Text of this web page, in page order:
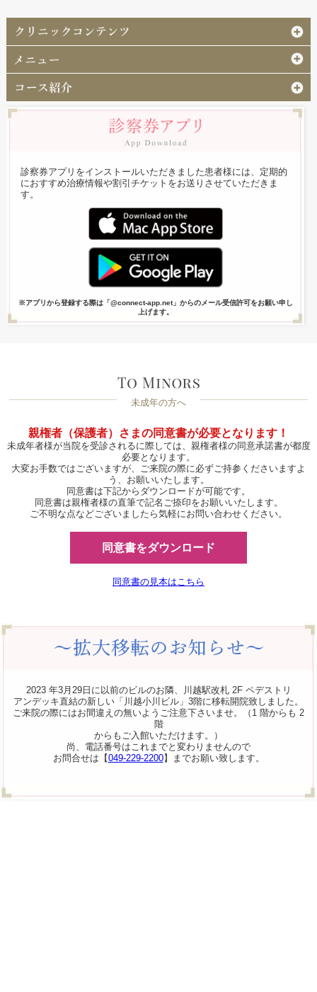
診察券アプリをインストールいただきました患者様には、定期的
におすすめ治療情報や割引チケットをお送りさせていただきま
す。
※アプリから登録する際は「@connect-app.net」からのメール受信許可をお願い申し
上げます。
未成年の方へ
親権者（保護者）さまの同意書が必要となります！
未成年者様が当院を受診されるに際しては、親権者様の同意承諾書が都度
必要となります。
大変お手数ではございますが、ご来院の際に必ずご持参くださいますよ
う、お願いいたします。
同意書は下記からダウンロードが可能です。
同意書は親権者様の直筆で記名ご捺印をお願いいたします。
ご不明な点などございましたら気軽にお問い合わせください。
同意書をダウンロード
同意書の見本はこちら
2023 年3月29日に以前のビルのお隣、川越駅改札 2F ペデストリ
アンデッキ直結の新しい「川越小川ビル」3階に移転開院致しました。
ご来院の際にはお間違えの無いようご注意下さいませ。（1 階からも 2
階
からもご入館いただけます。）
尚、電話番号はこれまでと変わりませんので
お問合せは【049-229-2200】までお願い致します。